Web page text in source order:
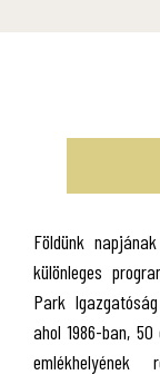
Földünk
különleges
Park
ahol 1986-ban,